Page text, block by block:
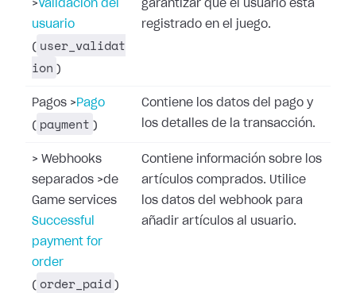
>Validación del
usuario
( user_validat
ion )
garantizar que el usuario está
registrado en el juego.
Pagos > Pago
( payment )
Contiene los datos del pago y
los detalles de la transacción.
> Webhooks
separados >de
Game services
Successful
payment for
order
( order_paid )
Contiene información sobre los
artículos comprados. Utilice
los datos del webhook para
añadir artículos al usuario.